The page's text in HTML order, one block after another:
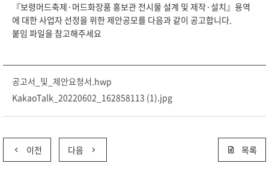
『보령머드축제·머드화장품 홍보관 전시물 설계 및 제작·설치』용역
에 대한 사업자 선정을 위한 제안공모를 다음과 같이 공고합니다.
붙임 파일을 참고해주세요
공고서_및_제안요청서.hwp
KakaoTalk_20220602_162858113 (1).jpg
이전 다음 목록